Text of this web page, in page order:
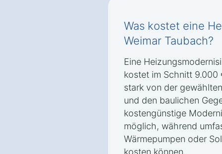
Was kostet eine
Weimar Taubach?
Eine
kostet im Schnitt 9.000
stark von der
und den baulichen
kostengünstige
möglich, während
Wärmepumpen oder
kosten können.